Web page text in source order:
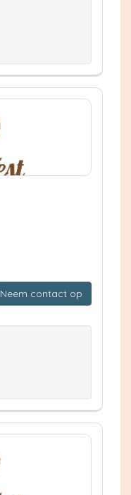
Neem contact op